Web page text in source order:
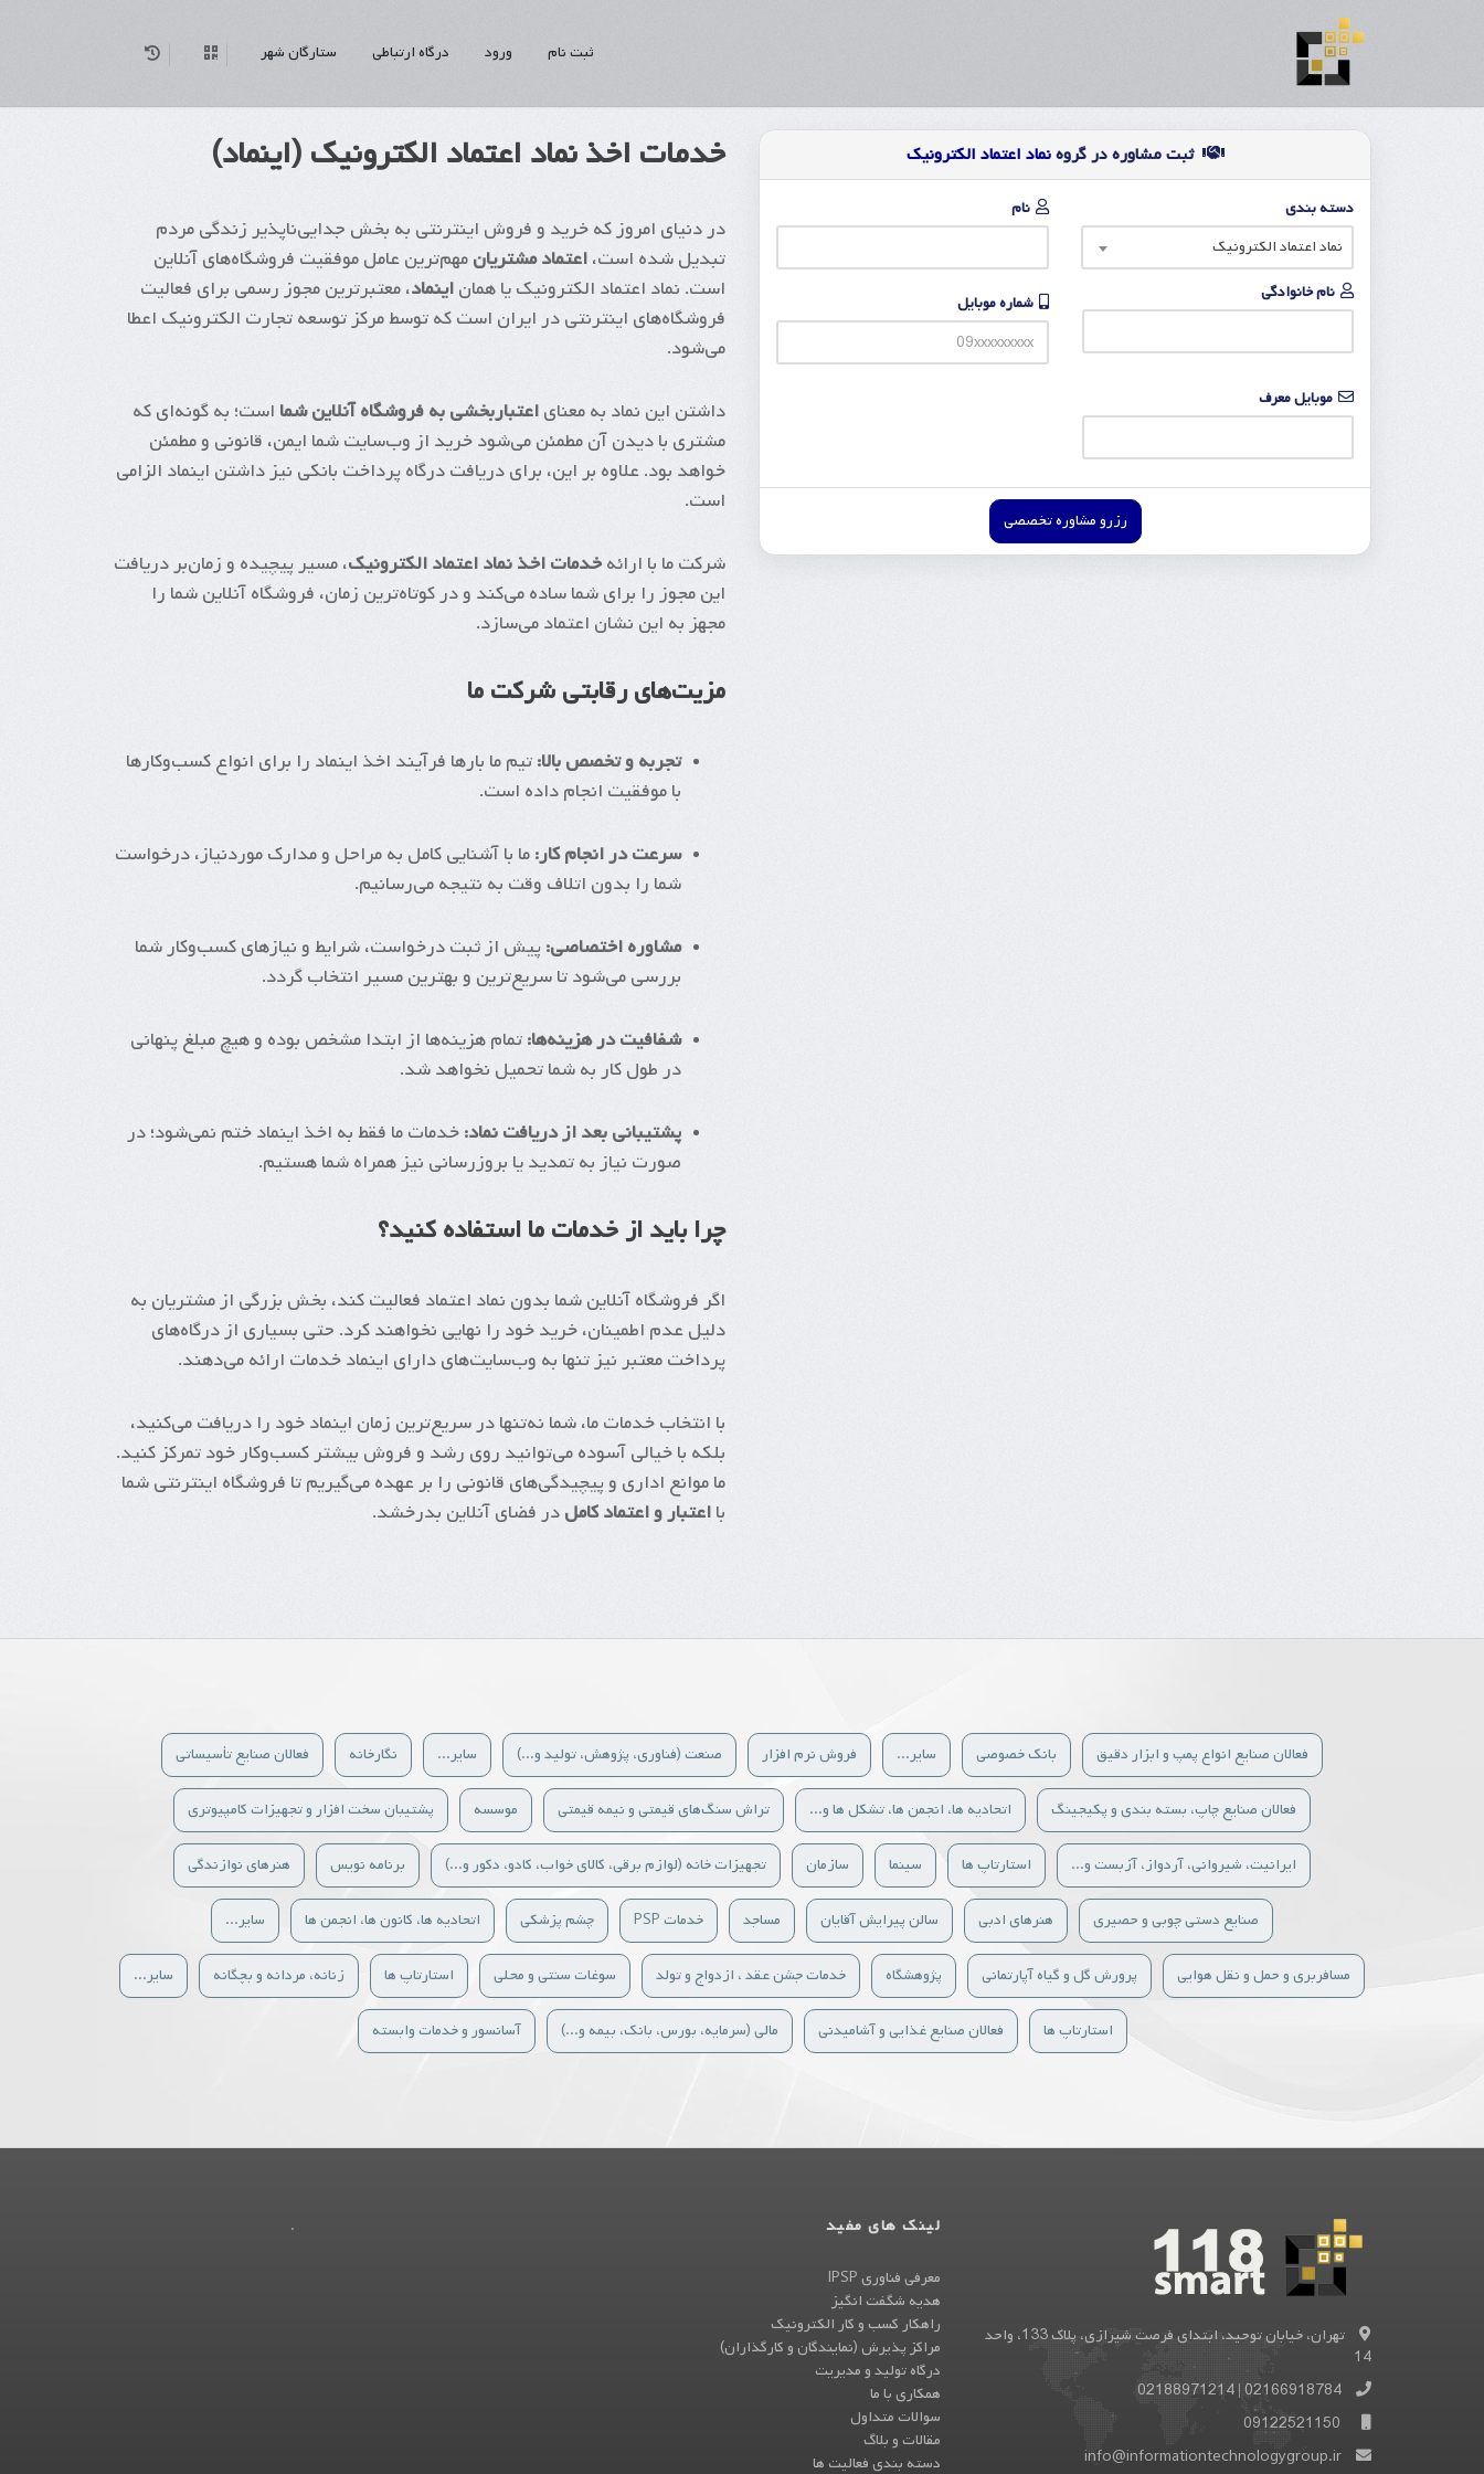
ثبت نام ورود درگاه ارتباطی ستارگان شهر
ثبت مشاوره در گروهنماد اعتماد الکترونیک
دسته بندی
نماد اعتماد الکترونیک
نام
نام خانوادگی شماره موبایل
موبایل معرف
رزرو مشاوره تخصصی
خدمات اخذ نماد اعتماد الکترونیک (اینماد)
در دنیای امروز که خرید و فروش اینترنتی به بخش جدایی‌ناپذیر زندگی مردم
تبدیل شده است،اعتماد مشتریانمهم‌ترین عامل موفقیت فروشگاه‌های آنلاین
است. نماد اعتماد الکترونیک یا هماناینماد، معتبرترین مجوز رسمی برای فعالیت
فروشگاه‌های اینترنتی در ایران است که توسط مرکز توسعه تجارت الکترونیک اعطا
می‌شود.
داشتن این نماد به معنایاعتباربخشی به فروشگاه آنلاین شما است؛ به گونه‌ای که
مشتری با دیدن آن مطمئن می‌شود خرید از وب‌سایت شما ایمن، قانونی و مطمئن
خواهد بود. علاوه بر این، برای دریافت درگاه پرداخت بانکی نیز داشتن اینماد الزامی
است.
شرکت ما با ارائهخدمات اخذ نماد اعتماد الکترونیک، مسیر پیچیده و زمان‌بر دریافت
این مجوز را برای شما ساده می‌کند و در کوتاه‌ترین زمان، فروشگاه آنلاین شما را
مجهز به این نشان اعتماد می‌سازد.
مزیت‌های رقابتی شرکت ما
تجربه و تخصص بالا:تیم ما بارها فرآیند اخذ اینماد را برای انواع کسب‌وکارها
با موفقیت انجام داده است.
سرعت در انجام کار:ما با آشنایی کامل به مراحل و مدارک موردنیاز، درخواست
شما را بدون اتلاف وقت به نتیجه می‌رسانیم.
مشاوره اختصاصی:پیش از ثبت درخواست، شرایط و نیازهای کسب‌وکار شما
بررسی می‌شود تا سریع‌ترین و بهترین مسیر انتخاب گردد.
شفافیت در هزینه‌ها:تمام هزینه‌ها از ابتدا مشخص بوده و هیچ مبلغ پنهانی
در طول کار به شما تحمیل نخواهد شد.
پشتیبانی بعد از دریافت نماد:خدمات ما فقط به اخذ اینماد ختم نمی‌شود؛ در
صورت نیاز به تمدید یا بروزرسانی نیز همراه شما هستیم.
چرا باید از خدمات ما استفاده کنید؟
اگر فروشگاه آنلاین شما بدون نماد اعتماد فعالیت کند، بخش بزرگی از مشتریان به
دلیل عدم اطمینان، خرید خود را نهایی نخواهند کرد. حتی بسیاری از درگاه‌های
پرداخت معتبر نیز تنها به وب‌سایت‌های دارای اینماد خدمات ارائه می‌دهند.
با انتخاب خدمات ما، شما نه‌تنها در سریع‌ترین زمان اینماد خود را دریافت می‌کنید،
بلکه با خیالی آسوده می‌توانید روی رشد و فروش بیشتر کسب‌وکار خود تمرکز کنید.
ما موانع اداری و پیچیدگی‌های قانونی را بر عهده می‌گیریم تا فروشگاه اینترنتی شما
بااعتبار و اعتماد کاملدر فضای آنلاین بدرخشد.
فعالان صنایع انواع پمپ و ابزار دقیق بانک خصوصی سایر... فروش نرم افزار صنعت (فناوری، پژوهش، تولید و...) سایر... نگارخانه فعالان صنایع تأسیساتی
فعالان صنایع چاپ، بسته بندی و پکیجینگ اتحادیه ها، انجمن ها، تشکل ها و... تراش سنگ‌های قیمتی و نیمه قیمتی موسسه پشتیبان سخت افزار و تجهیزات کامپیوتری
ایرانیت، شیروانی، آردواز، آزبست و... استارتاپ ها سینما سازمان تجهیزات خانه (لوازم برقی، کالای خواب، کادو، دکور و...) برنامه نویس هنرهای نوازندگی
صنایع دستی چوبی و حصیری هنرهای ادبی سالن پیرایش آقایان مساجد خدمات PSP چشم پزشکی اتحادیه ها، کانون ها، انجمن ها سایر...
مسافربری و حمل و نقل هوایی پرورش گل و گیاه آپارتمانی پژوهشگاه خدمات جشن عقد ، ازدواج و تولد سوغات سنتی و محلی استارتاپ ها زنانه، مردانه و بچگانه سایر...
استارتاپ ها فعالان صنایع غذایی و آشامیدنی مالی (سرمایه، بورس، بانک، بیمه و...) آسانسور و خدمات وابسته
تهران، خیابان توحید، ابتدای فرصت شیرازی، پلاک 133، واحد
14
02166918784
|
02188971214
09122521150
info@informationtechnologygroup.ir
لینک های مفید
معرفی فناوری IPSP
هدیه شگفت انگیز
راهکار کسب و کار الکترونیک
مراکز پذیرش (نمایندگان و کارگذاران)
درگاه تولید و مدیریت
همکاری با ما
سوالات متداول
مقالات و بلاگ
دسته بندی فعالیت ها
.